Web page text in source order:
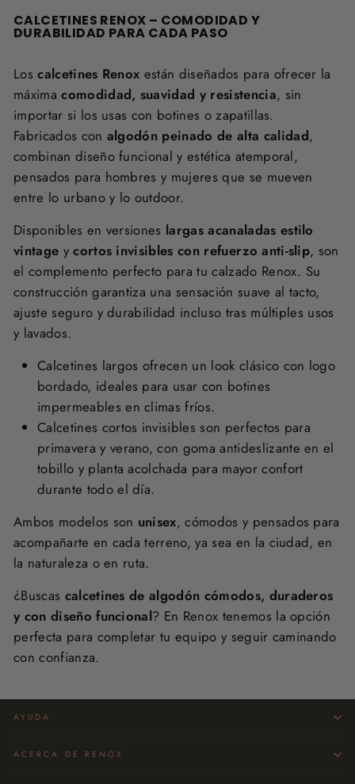
CALCETINES RENOX – COMODIDAD Y
DURABILIDAD PARA CADA PASO
Loscalcetines Renox están diseñados para ofrecer la
máximacomodidad, suavidad y resistencia, sin
importar si los usas con botines o zapatillas.
Fabricados con algodón peinado de alta calidad,
combinan diseño funcional y estética atemporal,
pensados para hombres y mujeres que se mueven
entre lo urbano y lo outdoor.
Disponibles en versiones largas acanaladas estilo
vintage ycortos invisibles con refuerzo anti-slip, son
el complemento perfecto para tu calzado Renox. Su
construcción garantiza una sensación suave al tacto,
ajuste seguro y durabilidad incluso tras múltiples usos
y lavados.
Calcetines largos ofrecen un look clásico con logo
bordado, ideales para usar con botines
impermeables en climas fríos.
Calcetines cortos invisibles son perfectos para
primavera y verano, con goma antideslizante en el
tobillo y planta acolchada para mayor confort
durante todo el día.
Ambos modelos son unisex, cómodos y pensados para
acompañarte en cada terreno, ya sea en la ciudad, en
la naturaleza o en ruta.
¿Buscas calcetines de algodón cómodos, duraderos
y con diseño funcional? En Renox tenemos la opción
perfecta para completar tu equipo y seguir caminando
con confianza.
AYUDA
ACERCA DE RENOX